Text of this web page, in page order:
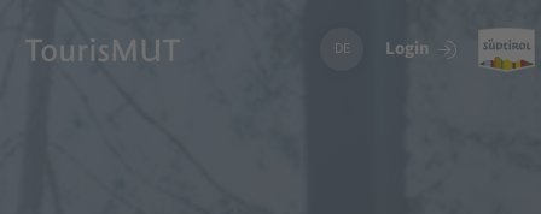
DE Login